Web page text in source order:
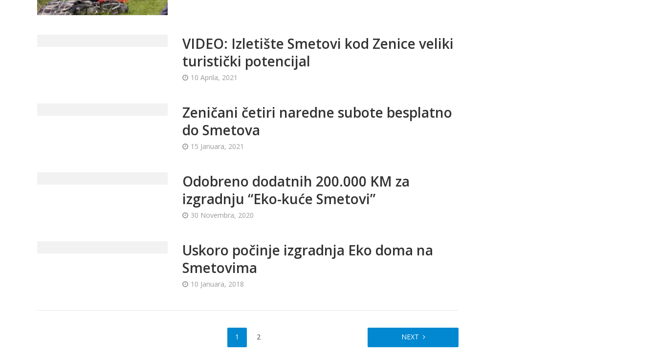
VIDEO: Izletište Smetovi kod Zenice veliki
turistički potencijal
10 Aprila, 2021
Zeničani četiri naredne subote besplatno
do Smetova
15 Januara, 2021
Odobreno dodatnih 200.000 KM za
izgradnju “Eko-kuće Smetovi”
30 Novembra, 2020
Uskoro počinje izgradnja Eko doma na
Smetovima
10 Januara, 2018
1 2 NEXT